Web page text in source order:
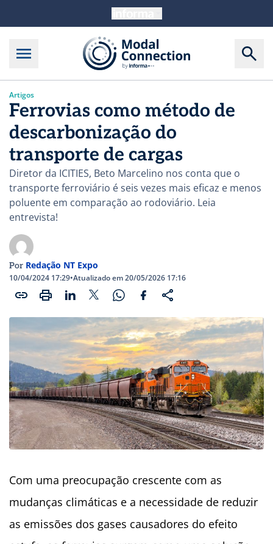
Artigos
Ferrovias como método de
descarbonização do
transporte de cargas
Diretor da ICITIES, Beto Marcelino nos conta que o
transporte ferroviário é seis vezes mais eficaz e menos
poluente em comparação ao rodoviário. Leia
entrevista!
Por Redação NT Expo
10/04/2024 17:29•Atualizado em 20/05/2026 17:16
Com uma preocupação crescente com as
mudanças climáticas e a necessidade de reduzir
as emissões dos gases causadores do efeito